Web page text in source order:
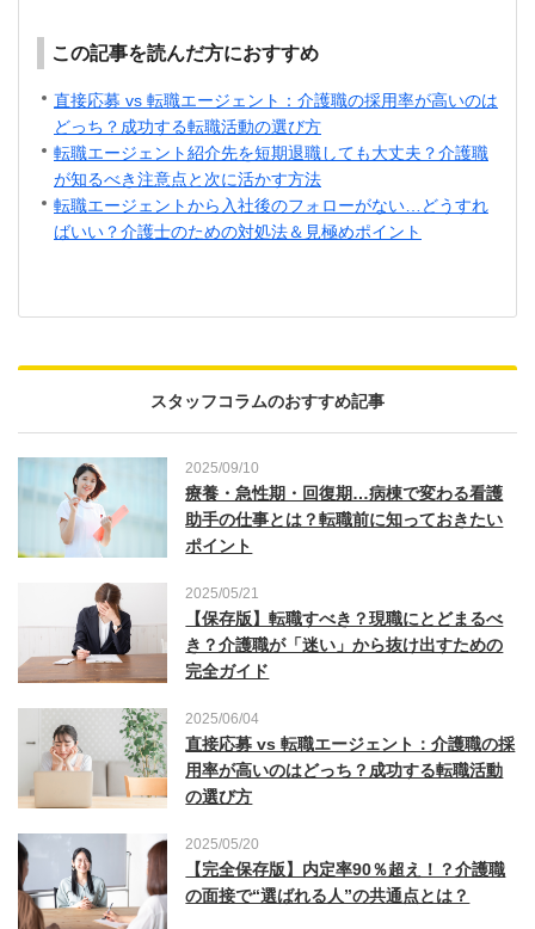
この記事を読んだ方におすすめ
直接応募 vs 転職エージェント：介護職の採用率が高いのは
どっち？成功する転職活動の選び方
転職エージェント紹介先を短期退職しても大丈夫？介護職
が知るべき注意点と次に活かす方法
転職エージェントから入社後のフォローがない…どうすれ
ばいい？介護士のための対処法＆見極めポイント
スタッフコラムのおすすめ記事
2025/09/10
療養・急性期・回復期…病棟で変わる看護
助手の仕事とは？転職前に知っておきたい
ポイント
2025/05/21
【保存版】転職すべき？現職にとどまるべ
き？介護職が「迷い」から抜け出すための
完全ガイド
2025/06/04
直接応募 vs 転職エージェント：介護職の採
用率が高いのはどっち？成功する転職活動
の選び方
2025/05/20
【完全保存版】内定率90％超え！？介護職
の面接で“選ばれる人”の共通点とは？